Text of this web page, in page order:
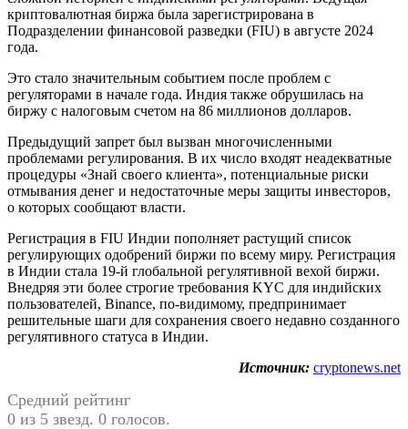
криптовалютная биржа была зарегистрирована в
Подразделении финансовой разведки (FIU) в августе 2024
года.
Это стало значительным событием после проблем с
регуляторами в начале года. Индия также обрушилась на
биржу с налоговым счетом на 86 миллионов долларов.
Предыдущий запрет был вызван многочисленными
проблемами регулирования. В их число входят неадекватные
процедуры «Знай своего клиента», потенциальные риски
отмывания денег и недостаточные меры защиты инвесторов,
о которых сообщают власти.
Регистрация в FIU Индии пополняет растущий список
регулирующих одобрений биржи по всему миру. Регистрация
в Индии стала 19-й глобальной регулятивной вехой биржи.
Внедряя эти более строгие требования KYC для индийских
пользователей, Binance, по-видимому, предпринимает
решительные шаги для сохранения своего недавно созданного
регулятивного статуса в Индии.
Источник: cryptonews.net
Средний рейтинг
0 из 5 звезд. 0 голосов.